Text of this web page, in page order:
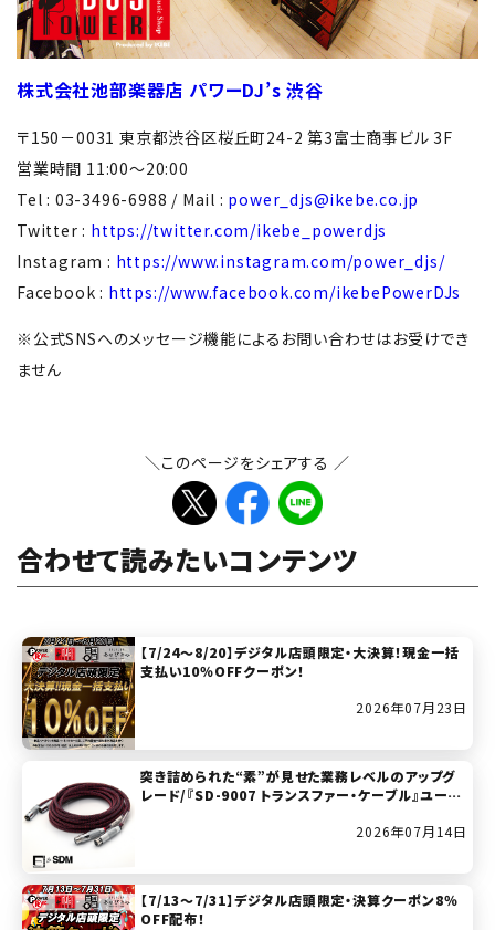
株式会社池部楽器店 パワーDJ’s 渋谷
〒150－0031 東京都渋谷区桜丘町24-2 第3富士商事ビル 3F
営業時間 11:00～20:00
Tel : 03-3496-6988 / Mail : power_djs@ikebe.co.jp
Twitter : https://twitter.com/ikebe_powerdjs
Instagram : https://www.instagram.com/power_djs/
Facebook : https://www.facebook.com/ikebePowerDJs
※公式SNSへのメッセージ機能によるお問い合わせはお受けでき
ません
＼このページをシェアする ／
合わせて読みたいコンテンツ
【7/24～8/20】デジタル店頭限定・大決算！現金一括
支払い10％OFFクーポン！
2026年07月23日
突き詰められた“素”が見せた業務レベルのアップグ
レード/『SD-9007 トランスファー・ケーブル』ユーザ
2026年07月14日
【7/13～7/31】デジタル店頭限定・決算クーポン8％
OFF配布！